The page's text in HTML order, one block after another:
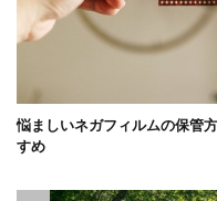
悩ましいネガフィルムの保管
すめ